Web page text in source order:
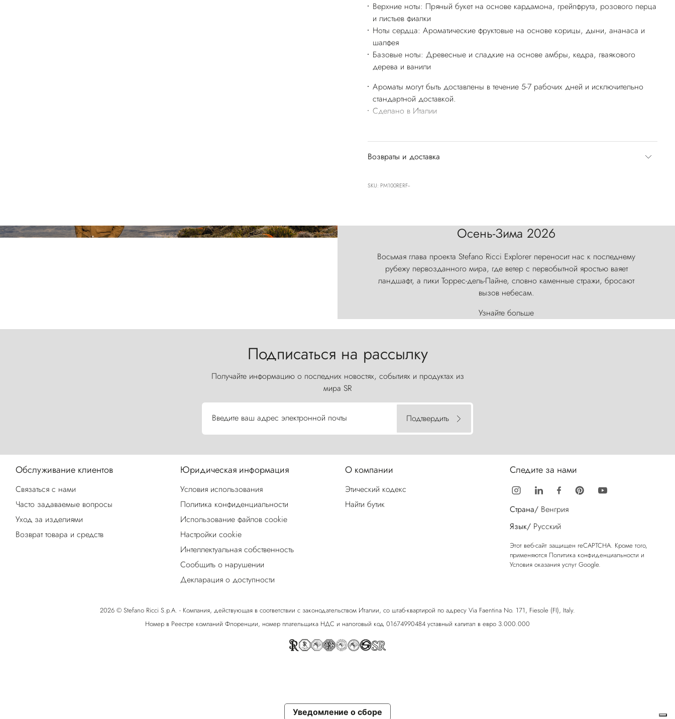
Верхние ноты: Пряный букет на основе кардамона, грейпфрута, розового перца
и листьев фиалки
Ноты сердца: Ароматические фруктовые на основе корицы, дыни, ананаса и
шалфея
Базовые ноты: Древесные и сладкие на основе амбры, кедра, гваякового
дерева и ванили
Ароматы могут быть доставлены в течение 5-7 рабочих дней и исключительно
стандартной доставкой.
Сделано в Италии
Возвраты и доставка
SKU: PM100RERF--
Осень-Зима 2026
Восьмая глава проекта Stefano Ricci Explorer переносит нас к последнему
рубежу первозданного мира, где ветер с первобытной яростью ваяет
ландшафт, а пики Торрес-дель-Пайне, словно каменные стражи, бросают
вызов небесам.
Узнайте больше
Подписаться на рассылку
Получайте информацию о последних новостях, событиях и продуктах из
мира SR
Введите ваш адрес электронной почты Подтвердить
Обслуживание клиентов
Связаться с нами
Часто задаваемые вопросы
Уход за изделиями
Возврат товара и средств
Юридическая информация
Условия использования
Политика конфиденциальности
Использование файлов cookie
Настройки cookie
Интеллектуальная собственность
Сообщить о нарушении
Декларация о доступности
О компании
Этический кодекс
Найти бутик
Следите за нами
Страна/ Венгрия
Язык/ Русский
Этот веб-сайт защищен reCAPTCHA. Кроме того,
применяются Политика конфиденциальности и
Условия оказания услуг Google.
2026 © Stefano Ricci S.p.A. - Компания, действующая в соответствии с законодательством Италии, со штаб-квартирой по адресу Via Faentina No. 171, Fiesole (FI), Italy.
Номер в Реестре компаний Флоренции, номер плательщика НДС и налоговый код 01674990484 уставный капитал в евро 3.000.000
Уведомление о сборе